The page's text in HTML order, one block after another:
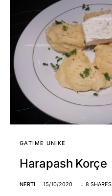
GATIME UNIKE
Harapash Korçe
NERTI 15/10/2020 8 SHARES